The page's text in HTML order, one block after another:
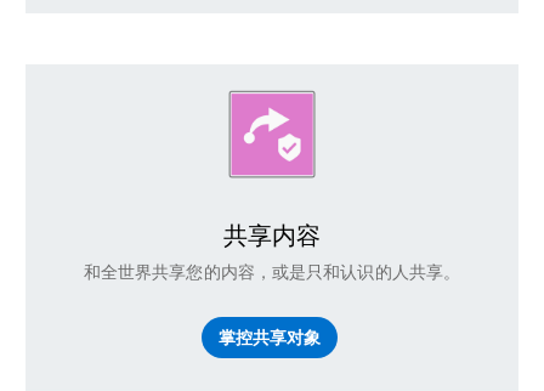
共享内容
和全世界共享您的内容，或是只和认识的人共享。
掌控共享对象